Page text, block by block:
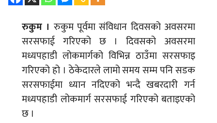
रुकुम । रुकुम पूर्वमा संविधान दिवसको अवसरमा
सरसफाई गरिएको छ । दिवसको अवसरमा
मध्यपहाडी लोकमार्गको विभिन्न ठाउँमा सरसफाइ
गरिएको हो । ठेकेदारले लामो समय सम्म पनि सडक
सरसफाईमा ध्यान नदिएको भन्दै खबरदारी गर्न
मध्यपहाडी लोकमार्ग सरसफाई गरिएको बताइएको
छ ।